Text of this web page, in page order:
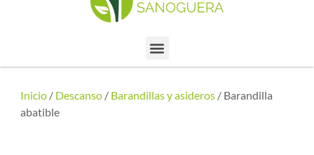
Inicio / Descanso / Barandillas y asideros / Barandilla
abatible